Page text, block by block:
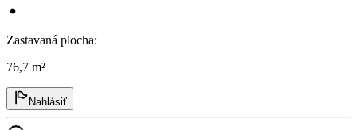
Zastavaná plocha:
76,7 m²
Nahlásiť